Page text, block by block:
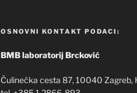
OSNOVNI KONTAKT PODACI:
BMB laboratorij Brcković
Čulinečka cesta 87, 10040 Zagreb,